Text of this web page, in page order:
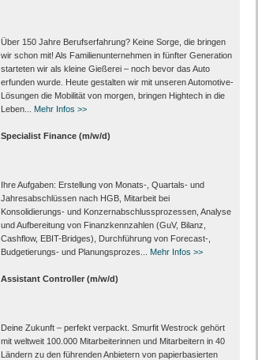
Über 150 Jahre Berufserfahrung? Keine Sorge, die bringen
wir schon mit! Als Familienunternehmen in fünfter Generation
starteten wir als kleine Gießerei – noch bevor das Auto
erfunden wurde. Heute gestalten wir mit unseren Automotive-
Lösungen die Mobilität von morgen, bringen Hightech in die
Leben...
Mehr Infos >>
Specialist Finance (m/w/d)
Ihre Aufgaben: Erstellung von Monats‑, Quartals‑ und
Jahresabschlüssen nach HGB, Mitarbeit bei
Konsolidierungs‑ und Konzernabschlussprozessen, Analyse
und Aufbereitung von Finanzkennzahlen (GuV, Bilanz,
Cashflow, EBIT-Bridges), Durchführung von Forecast‑,
Budgetierungs‑ und Planungsprozes...
Mehr Infos >>
Assistant Controller (m/w/d)
Deine Zukunft – perfekt verpackt. Smurfit Westrock gehört
mit weltweit 100.000 Mitarbeiter­innen und Mitarbeitern in 40
Ländern zu den führenden Anbietern von papier­basierten